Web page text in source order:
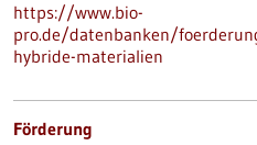
https://www.bio-
pro.de/datenbanken/
hybride-materialien
Förderung